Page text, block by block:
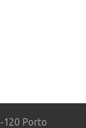
120 Porto